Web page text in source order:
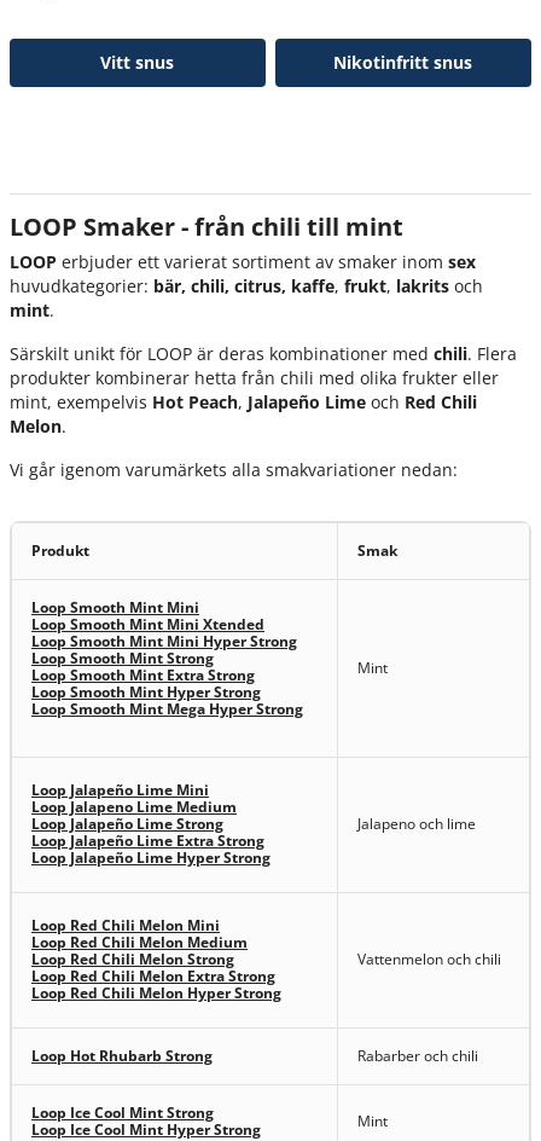
Vitt snus Nikotinfritt snus
LOOP Smaker - från chili till mint
LOOP erbjuder ett varierat sortiment av smaker inom sex
huvudkategorier: bär, chili, citrus, kaffe, frukt, lakrits och
mint.
Särskilt unikt för LOOP är deras kombinationer med chili. Flera
produkter kombinerar hetta från chili med olika frukter eller
mint, exempelvis Hot Peach, Jalapeño Lime och Red Chili
Melon.
Vi går igenom varumärkets alla smakvariationer nedan:
Produkt Smak
Loop Smooth Mint Mini
Loop Smooth Mint Mini Xtended
Loop Smooth Mint Mini Hyper Strong
Loop Smooth Mint Strong
Loop Smooth Mint Extra Strong
Loop Smooth Mint Hyper Strong
Loop Smooth Mint Mega Hyper Strong
Mint
Loop Jalapeño Lime Mini
Loop Jalapeno Lime Medium
Loop Jalapeño Lime Strong
Loop Jalapeño Lime Extra Strong
Loop Jalapeño Lime Hyper Strong
Jalapeno och lime
Loop Red Chili Melon Mini
Loop Red Chili Melon Medium
Loop Red Chili Melon Strong
Loop Red Chili Melon Extra Strong
Loop Red Chili Melon Hyper Strong
Vattenmelon och chili
Loop Hot Rhubarb Strong Rabarber och chili
Loop Ice Cool Mint Strong
Loop Ice Cool Mint Hyper Strong
Mint